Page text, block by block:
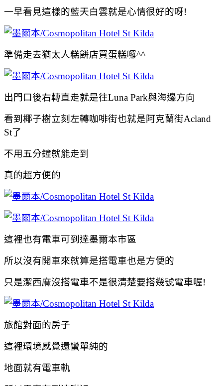
一早看見這樣的藍天白雲就是心情很好的呀!
準備走去猶太人糕餅店買蛋糕囉^^
出門口後右轉直走就是往Luna Park與海邊方向
看到椰子樹立刻左轉咖啡街也就是阿克蘭街Acland
St了
不用五分鐘就能走到
真的超方便的
這裡也有電車可到達墨爾本市區
所以沒有開車來就算是搭電車也是方便的
只是潔西麻沒搭電車不是很清楚要搭幾號電車喔!
旅館對面的房子
這裡環境感覺還蠻單純的
地面就有電車軌